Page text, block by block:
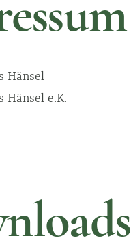
Hänsel
Hänsel e.K.